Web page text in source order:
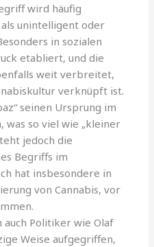
wird häufig
unintelligent oder
in sozialen
etabliert, und die
weit verbreitet,
verknüpft ist.
seinen Ursprung im
was so viel wie „kleiner
jedoch die
Begriffs im
hat insbesondere in
von Cannabis, vor
Politiker wie Olaf
Weise aufgegriffen,